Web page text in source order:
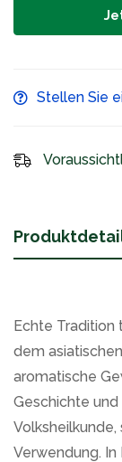
Stellen Sie
Echte
dem
aromatische
Geschichte und
Verwendung.